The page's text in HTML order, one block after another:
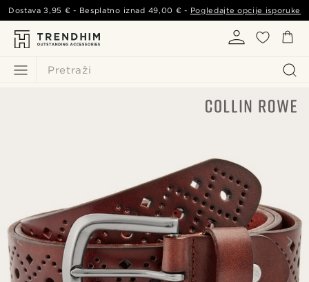
Pretraži
Dostava3,95 € - Besplatno iznad 49,00 € - Pogledajte opcije isporuke